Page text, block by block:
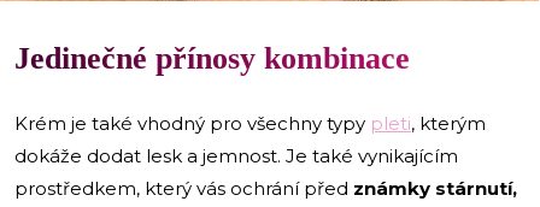
Jedinečné přínosy kombinace
Krém je také vhodný pro všechny typy pleti, kterým
dokáže dodat lesk a jemnost. Je také vynikajícím
prostředkem, který vás ochrání před známky stárnutí,